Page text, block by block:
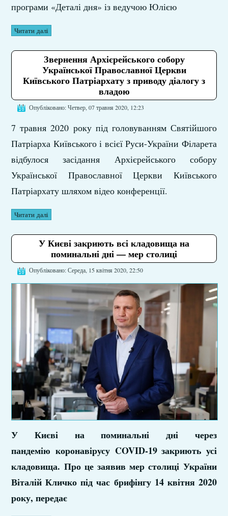
програми «Деталі дня» із ведучою Юлією
Читати далі
Звернення Архієрейського собору
Української Православної Церкви
Київського Патріархату з приводу діалогу з
владою
Опубліковано: Четвер, 07 травня 2020, 12:23
7 травня 2020 року під головуванням Святійшого
Патріарха Київського і всієї Руси-України Філарета
відбулося засідання Архієрейського собору
Української Православної Церкви Київського
Патріархату шляхом відео конференції.
Читати далі
У Києві закриють всі кладовища на
поминальні дні — мер столиці
Опубліковано: Середа, 15 квітня 2020, 22:50
У Києві на поминальні дні через
пандемію коронавірусу COVID-19 закриють усі
кладовища. Про це заявив мер столиці України
Віталій Кличко під час брифінгу 14 квітня 2020
року, передає